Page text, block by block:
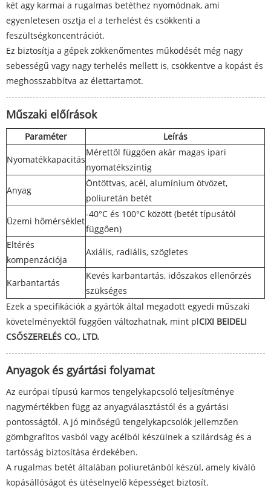
két agy karmai a rugalmas betéthez nyomódnak, ami
egyenletesen osztja el a terhelést és csökkenti a
feszültségkoncentrációt.
Ez biztosítja a gépek zökkenőmentes működését még nagy
sebességű vagy nagy terhelés mellett is, csökkentve a kopást és
meghosszabbítva az élettartamot.
Műszaki előírások
Paraméter
Leírás
Nyomatékkapacitás
Mérettől függően akár magas ipari
nyomatékszintig
Anyag
Öntöttvas, acél, alumínium ötvözet,
poliuretán betét
Üzemi hőmérséklet
-40°C és 100°C között (betét típusától
függően)
Eltérés
kompenzációja
Axiális, radiális, szögletes
Karbantartás
Kevés karbantartás, időszakos ellenőrzés
szükséges
Ezek a specifikációk a gyártók által megadott egyedi műszaki
követelményektől függően változhatnak, mint plCIXI BEIDELI
CSŐSZERELÉS CO., LTD.
Anyagok és gyártási folyamat
Az európai típusú karmos tengelykapcsoló teljesítménye
nagymértékben függ az anyagválasztástól és a gyártási
pontosságtól. A jó minőségű tengelykapcsolók jellemzően
gömbgrafitos vasból vagy acélból készülnek a szilárdság és a
tartósság biztosítása érdekében.
A rugalmas betét általában poliuretánból készül, amely kiváló
kopásállóságot és ütéselnyelő képességet biztosít.